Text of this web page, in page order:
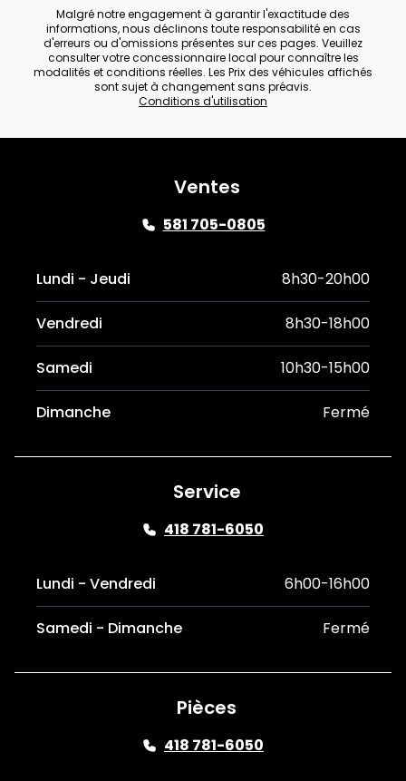
Malgré notre engagement à garantir l'exactitude des
informations, nous déclinons toute responsabilité en cas
d'erreurs ou d'omissions présentes sur ces pages. Veuillez
consulter votre concessionnaire local pour connaître les
modalités et conditions réelles. Les Prix des véhicules affichés
sont sujet à changement sans préavis.
Conditions d'utilisation
Ventes
581 705-0805
Lundi - Jeudi 8h30-20h00
Vendredi 8h30-18h00
Samedi 10h30-15h00
Dimanche Fermé
Service
418 781-6050
Lundi - Vendredi 6h00-16h00
Samedi - Dimanche Fermé
Pièces
418 781-6050